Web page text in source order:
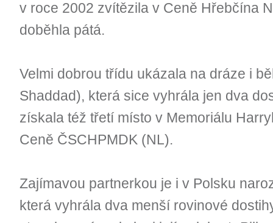
v roce 2002 zvítězila v Ceně Hřebčína
doběhla pátá.
Velmi dobrou třídu ukázala na dráze i
Shaddad), která sice vyhrála jen dva
získala též třetí místo v Memoriálu
Ceně ČSCHPMDK (NL).
Zajímavou partnerkou je i v Polsku
která vyhrála dva menší rovinové